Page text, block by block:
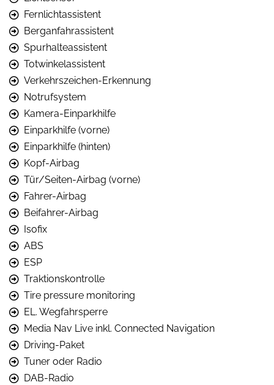
Fernlichtassistent
Berganfahrassistent
Spurhalteassistent
Totwinkelassistent
Verkehrszeichen-Erkennung
Notrufsystem
Kamera-Einparkhilfe
Einparkhilfe (vorne)
Einparkhilfe (hinten)
Kopf-Airbag
Tür/Seiten-Airbag (vorne)
Fahrer-Airbag
Beifahrer-Airbag
Isofix
ABS
ESP
Traktionskontrolle
Tire pressure monitoring
EL. Wegfahrsperre
Media Nav Live inkl. Connected Navigation
Driving-Paket
Tuner oder Radio
DAB-Radio